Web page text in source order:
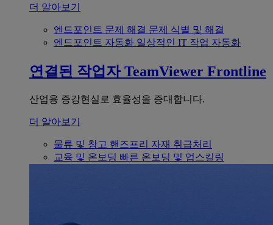
더 알아보기
엔드포인트 문제 해결 문제 식별 및 해결
엔드포인트 자동화 일상적인 IT 작업 자동화
연결된 작업자 TeamViewer Frontline
산업용 증강현실로 효율성을 증대합니다.
더 알아보기
물류 및 창고 핸즈프리 자재 취급처리
교육 및 온보딩 빠른 온보딩 및 업스킬링